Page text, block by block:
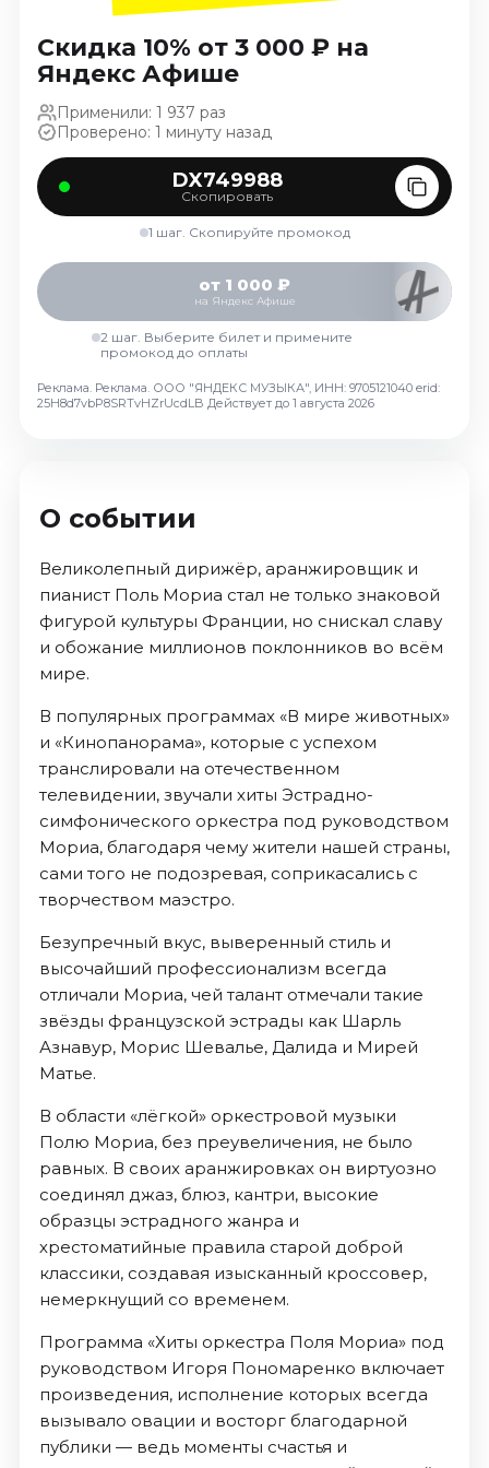
Ноябрь 2026
Декабрь 2026
Спорт
Август 2026
Декабрь 2026
События
Сентябрь 2026
Октябрь 2026
Ноябрь 2026
Январь 2027
Скидка 10% от 3 000 ₽ на
Яндекс Афише
Применили: 1 937 раз
Проверено: 1 минуту назад
DX749988
Скопировать
1 шаг. Скопируйте промокод
от 1 000 ₽
на Яндекс Афише
2 шаг. Выберите билет и примените
промокод до оплаты
Реклама. Реклама. ООО "ЯНДЕКС МУЗЫКА", ИНН: 9705121040 erid:
25H8d7vbP8SRTvHZrUcdLB Действует до 1 августа 2026
О событии
Великолепный дирижёр, аранжировщик и
пианист Поль Мориа стал не только знаковой
фигурой культуры Франции, но снискал славу
и обожание миллионов поклонников во всём
мире.
В популярных программах «В мире животных»
и «Кинопанорама», которые с успехом
транслировали на отечественном
телевидении, звучали хиты Эстрадно-
симфонического оркестра под руководством
Мориа, благодаря чему жители нашей страны,
сами того не подозревая, соприкасались с
творчеством маэстро.
Безупречный вкус, выверенный стиль и
высочайший профессионализм всегда
отличали Мориа, чей талант отмечали такие
звёзды французской эстрады как Шарль
Азнавур, Морис Шевалье, Далида и Мирей
Матье.
В области «лёгкой» оркестровой музыки
Полю Мориа, без преувеличения, не было
равных. В своих аранжировках он виртуозно
соединял джаз, блюз, кантри, высокие
образцы эстрадного жанра и
хрестоматийные правила старой доброй
классики, создавая изысканный кроссовер,
немеркнущий со временем.
Программа «Хиты оркестра Поля Мориа» под
руководством Игоря Пономаренко включает
произведения, исполнение которых всегда
вызывало овации и восторг благодарной
публики — ведь моменты счастья и